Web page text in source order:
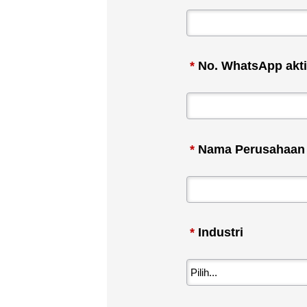
* No. WhatsApp
* Nama Perusahaan
* Industri